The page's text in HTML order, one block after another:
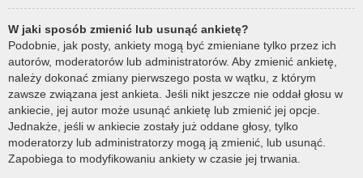
W jaki sposób zmienić lub usunąć ankietę?
Podobnie, jak posty, ankiety mogą być zmieniane tylko przez ich
autorów, moderatorów lub administratorów. Aby zmienić ankietę,
należy dokonać zmiany pierwszego posta w wątku, z którym
zawsze związana jest ankieta. Jeśli nikt jeszcze nie oddał głosu w
ankiecie, jej autor może usunąć ankietę lub zmienić jej opcje.
Jednakże, jeśli w ankiecie zostały już oddane głosy, tylko
moderatorzy lub administratorzy mogą ją zmienić, lub usunąć.
Zapobiega to modyfikowaniu ankiety w czasie jej trwania.